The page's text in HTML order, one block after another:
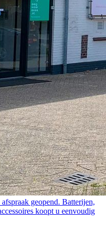
geopend. Batterijen,
koopt u eenvoudig